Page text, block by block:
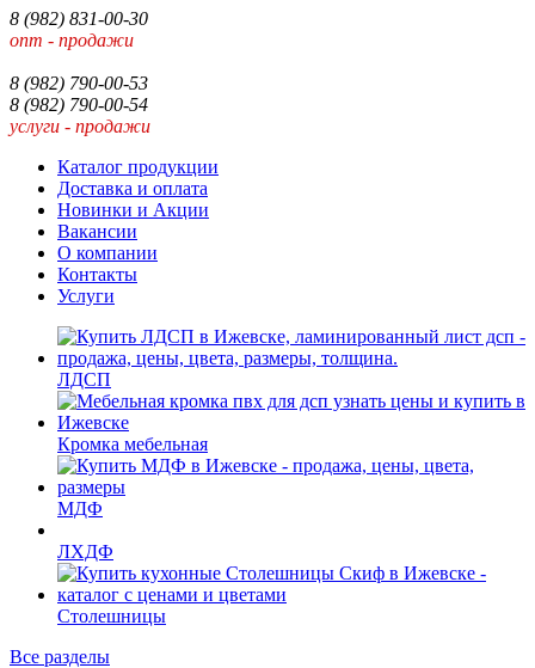
8 (982) 831-00-30
опт - продажи
8 (982) 790-00-53
8 (982) 790-00-54
услуги - продажи
Каталог продукции
Доставка и оплата
Новинки и Акции
Вакансии
О компании
Контакты
Услуги
ЛДСП
Кромка мебельная
МДФ
ЛХДФ
Столешницы
Все разделы